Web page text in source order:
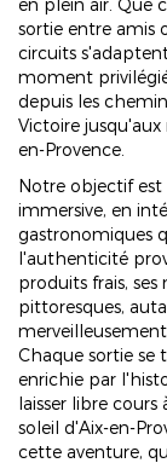
sortie entre amis
circuits
moment
depuis les
Victoire
en-Provence.
Notre objectif
immersive, en
gastronomiques
l'authenticité
produits frais,
pittoresques,
Chaque sortie se
enrichie par
laisser libre cours
soleil d'Aix-en-
cette aventure,